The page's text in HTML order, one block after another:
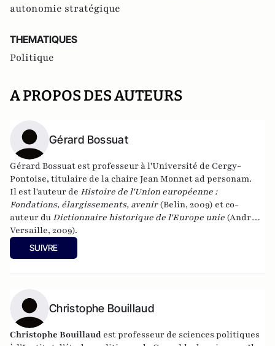
autonomie stratégique
THEMATIQUES
Politique
A PROPOS DES AUTEURS
Gérard Bossuat
Gérard Bossuat est professeur à l'Université de Cergy-
Pontoise, titulaire de la chaire Jean Monnet ad personam.
Il est l'auteur de Histoire de l'Union européenne :
Fondations, élargissements, avenir (Belin, 2009) et co-
auteur du Dictionnaire historique de l'Europe unie (André
Versaille, 2009).
SUIVRE
Christophe Bouillaud
Christophe Bouillaud est professeur de sciences politiques